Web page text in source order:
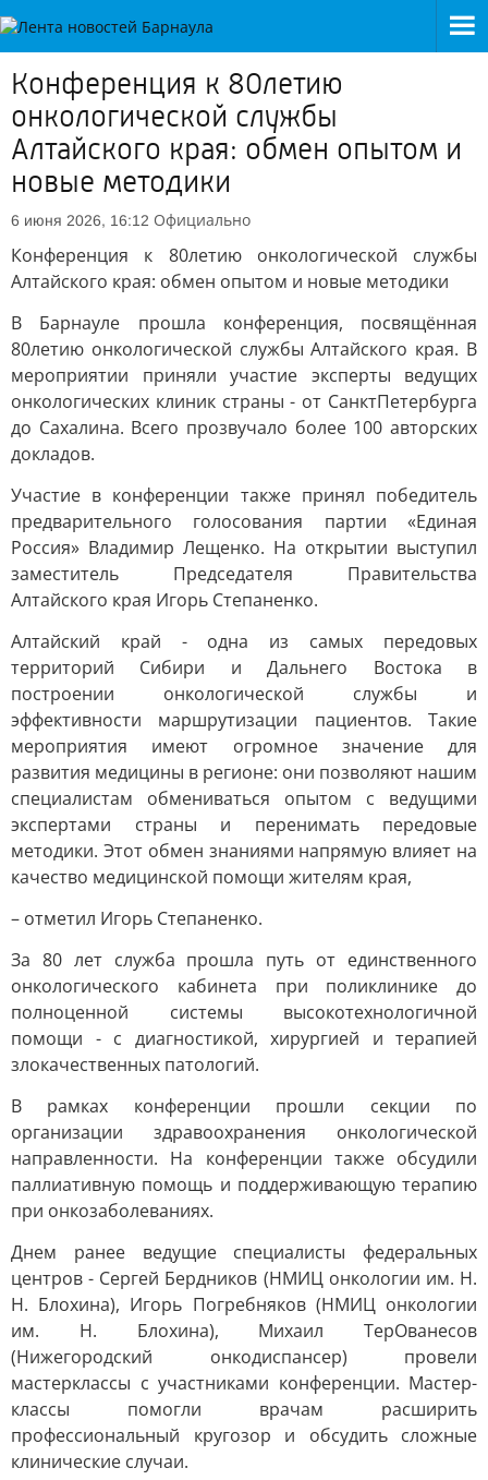
Конференция к 80летию
онкологической службы
Алтайского края: обмен опытом и
новые методики
6 июня 2026, 16:12 Официально
Конференция к 80летию онкологической службы
Алтайского края: обмен опытом и новые методики
В Барнауле прошла конференция, посвящённая
80летию онкологической службы Алтайского края. В
мероприятии приняли участие эксперты ведущих
онкологических клиник страны - от СанктПетербурга
до Сахалина. Всего прозвучало более 100 авторских
докладов.
Участие в конференции также принял победитель
предварительного голосования партии «Единая
Россия» Владимир Лещенко. На открытии выступил
заместитель Председателя Правительства
Алтайского края Игорь Степаненко.
Алтайский край - одна из самых передовых
территорий Сибири и Дальнего Востока в
построении онкологической службы и
эффективности маршрутизации пациентов. Такие
мероприятия имеют огромное значение для
развития медицины в регионе: они позволяют нашим
специалистам обмениваться опытом с ведущими
экспертами страны и перенимать передовые
методики. Этот обмен знаниями напрямую влияет на
качество медицинской помощи жителям края,
– отметил Игорь Степаненко.
За 80 лет служба прошла путь от единственного
онкологического кабинета при поликлинике до
полноценной системы высокотехнологичной
помощи - с диагностикой, хирургией и терапией
злокачественных патологий.
В рамках конференции прошли секции по
организации здравоохранения онкологической
направленности. На конференции также обсудили
паллиативную помощь и поддерживающую терапию
при онкозаболеваниях.
Днем ранее ведущие специалисты федеральных
центров - Сергей Бердников (НМИЦ онкологии им. Н.
Н. Блохина), Игорь Погребняков (НМИЦ онкологии
им. Н. Блохина), Михаил ТерОванесов
(Нижегородский онкодиспансер) провели
мастерклассы с участниками конференции. Мастер-
классы помогли врачам расширить
профессиональный кругозор и обсудить сложные
клинические случаи.